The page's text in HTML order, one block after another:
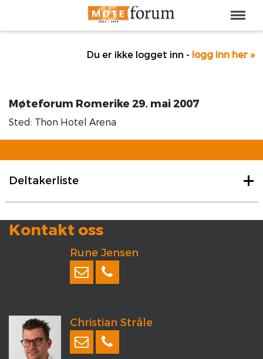
Du er ikke logget inn - logg inn her »
Møteforum Romerike 29. mai 2007
Sted: Thon Hotel Arena
Deltakerliste
Kontakt oss
Rune Jensen
Christian Stråle